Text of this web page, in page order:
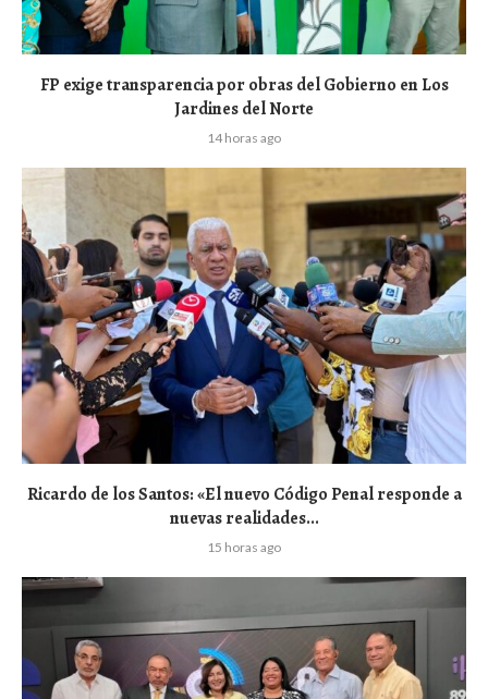
FP exige transparencia por obras del Gobierno en Los
Jardines del Norte
14 horas ago
Ricardo de los Santos: «El nuevo Código Penal responde a
nuevas realidades...
15 horas ago